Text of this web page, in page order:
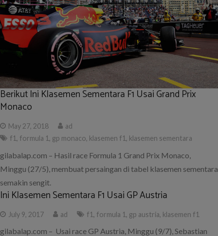
Berikut Ini Klasemen Sementara F1 Usai Grand Prix
Monaco
May 27, 2018
ad
f1 , formula 1 , gp monaco, klasemen f1 , klasemen sementara
gilabalap.com – Hasil race Formula 1 Grand Prix Monaco,
Minggu (27/5), membuat persaingan di tabel klasemen sementara
semakin sengit.
Ini Klasemen Sementara F1 Usai GP Austria
July 9, 2017 ad f1 , formula 1 , gp austria, klasemen f1
gilabalap.com – Usai race GP Austria, Minggu (9/7), Sebastian